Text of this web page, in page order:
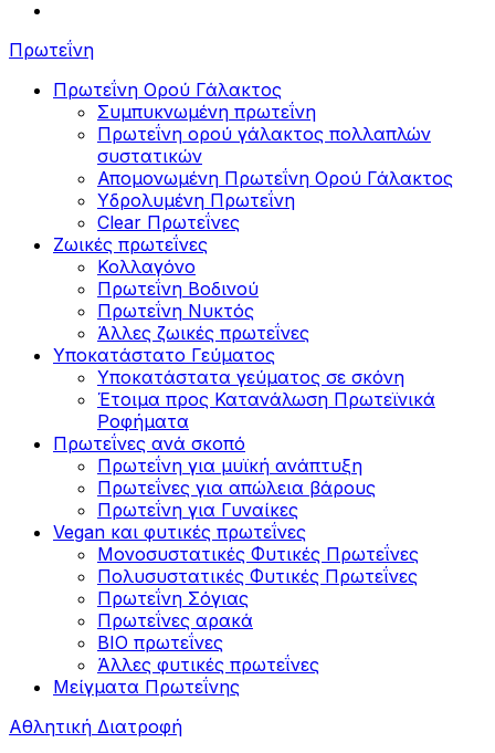
Πρωτεΐνη
Πρωτεΐνη Ορού Γάλακτος
Συμπυκνωμένη πρωτεΐνη
Πρωτεΐνη ορού γάλακτος πολλαπλών
συστατικών
Απομονωμένη Πρωτεΐνη Ορού Γάλακτος
Υδρολυμένη Πρωτεΐνη
Clear Πρωτεΐνες
Ζωικές πρωτεΐνες
Κολλαγόνο
Πρωτεΐνη Βοδινού
Πρωτεΐνη Νυκτός
Άλλες ζωικές πρωτεΐνες
Υποκατάστατο Γεύματος
Υποκατάστατα γεύματος σε σκόνη
Έτοιμα προς Κατανάλωση Πρωτεϊνικά
Ροφήματα
Πρωτεΐνες ανά σκοπό
Πρωτεΐνη για μυϊκή ανάπτυξη
Πρωτεΐνες για απώλεια βάρους
Πρωτεΐνη για Γυναίκες
Vegan και φυτικές πρωτεΐνες
Μονοσυστατικές Φυτικές Πρωτεΐνες
Πολυσυστατικές Φυτικές Πρωτεΐνες
Πρωτεΐνη Σόγιας
Πρωτεΐνες αρακά
ΒIO πρωτεΐνες
Άλλες φυτικές πρωτεΐνες
Μείγματα Πρωτεΐνης
Αθλητική Διατροφή